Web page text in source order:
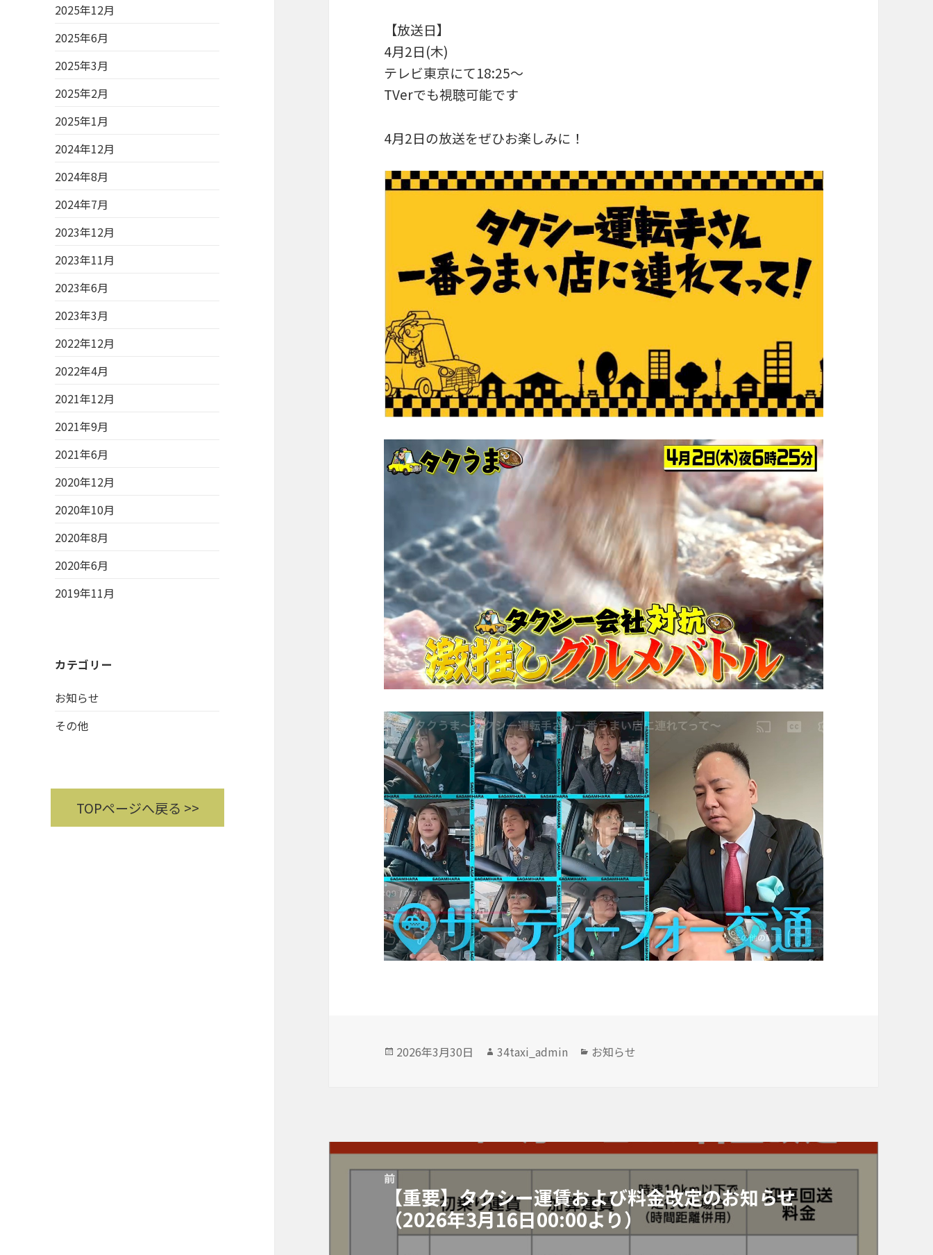
2025年12月
2025年6月
2025年3月
2025年2月
2025年1月
2024年12月
2024年8月
2024年7月
2023年12月
2023年11月
2023年6月
2023年3月
2022年12月
2022年4月
2021年12月
2021年9月
2021年6月
2020年12月
2020年10月
2020年8月
2020年6月
2019年11月
カテゴリー
お知らせ
その他
TOPページへ戻る >>
【放送日】
4月2日(木)
テレビ東京にて18:25〜
TVerでも視聴可能です
4月2日の放送をぜひお楽しみに！
投
2026年3月30日
作
34taxi_admin
カ
お知らせ
投
前
の
【重要】タクシー運賃および料金改定のお知らせ
（2026年3月16日00:00より）